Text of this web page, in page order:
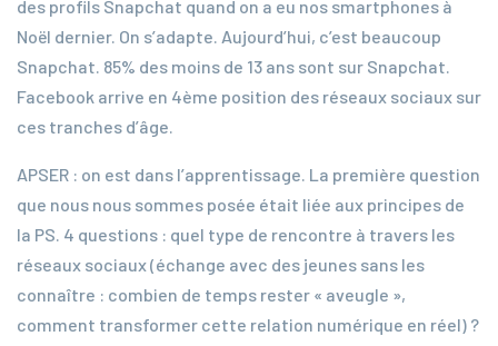
des profils Snapchat quand on a eu nos smartphones à
Noël dernier. On s’adapte. Aujourd’hui, c’est beaucoup
Snapchat. 85% des moins de 13 ans sont sur Snapchat.
Facebook arrive en 4ème position des réseaux sociaux sur
ces tranches d’âge.
APSER : on est dans l’apprentissage. La première question
que nous nous sommes posée était liée aux principes de
la PS. 4 questions : quel type de rencontre à travers les
réseaux sociaux (échange avec des jeunes sans les
connaître : combien de temps rester « aveugle »,
comment transformer cette relation numérique en réel) ?